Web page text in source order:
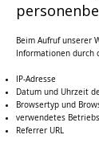
Beim Aufruf unserer
Informationen durch
IP-Adresse
Datum und Uhrzeit
Browsertyp und
verwendetes
Referrer URL